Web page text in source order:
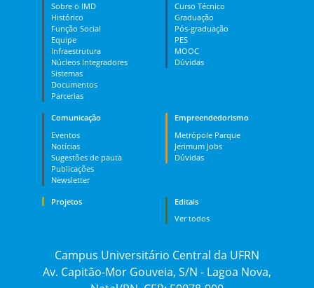
Sobre o IMD
Histórico
Função Social
Equipe
Infraestrutura
Núcleos Integradores
Sistemas
Documentos
Parcerias
Curso Técnico
Graduação
Pós-graduação
PES
MOOC
Dúvidas
Comunicação
Eventos
Notícias
Sugestões de pauta
Publicações
Newsletter
Empreendedorismo
Metrópole Parque
Jerimum Jobs
Dúvidas
Projetos
Editais
Ver todos
Campus Universitário Central da UFRN
Av. Capitão-Mor Gouveia, S/N - Lagoa Nova,